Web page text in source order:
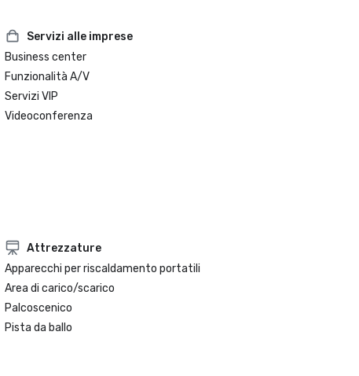
Servizi alle imprese
Business center
Funzionalità A/V
Servizi VIP
Videoconferenza
Attrezzature
Apparecchi per riscaldamento portatili
Area di carico/scarico
Palcoscenico
Pista da ballo